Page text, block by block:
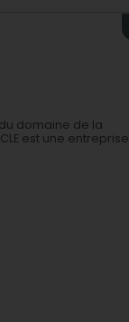
domaine de la
est une entreprise